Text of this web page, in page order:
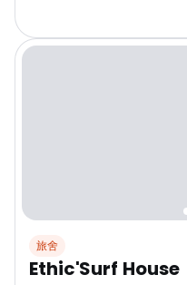
旅舍
Ethic'Surf House